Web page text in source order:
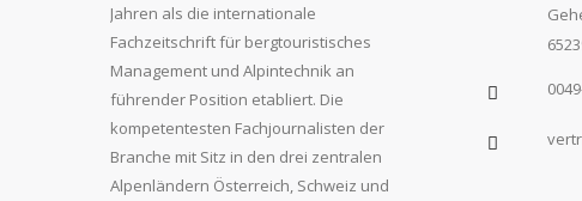
Jahren als die internationale
Fachzeitschrift für bergtouristisches
Management und Alpintechnik an
führender Position etabliert. Die
kompetentesten Fachjournalisten der
Branche mit Sitz in den drei zentralen
Alpenländern Österreich, Schweiz und